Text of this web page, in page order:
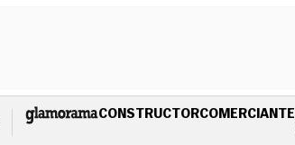
CONSTRUCTORCOMERCIANTE